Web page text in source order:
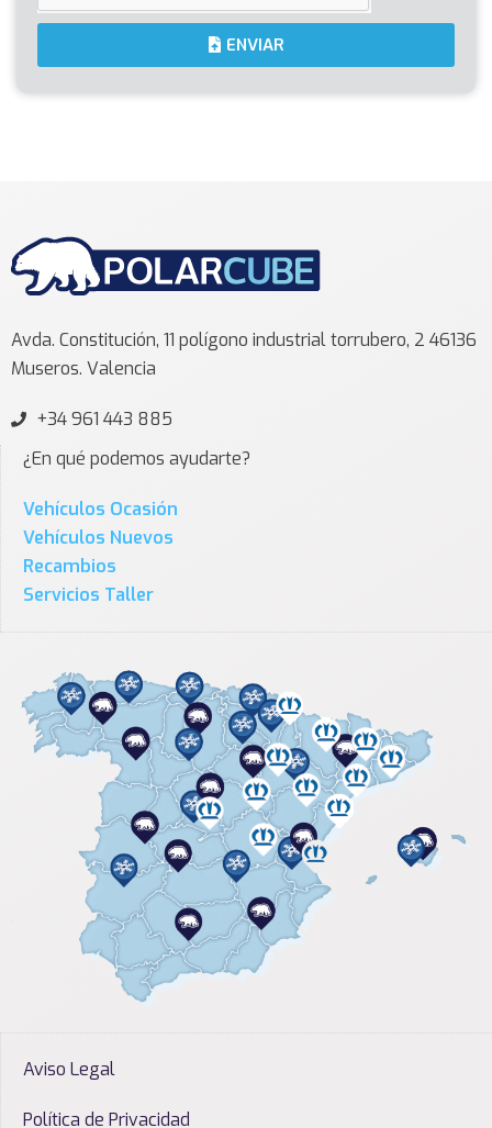
ENVIAR
Avda. Constitución, 11 polígono industrial torrubero, 2 46136
Museros. Valencia
+34 961 443 885
¿En qué podemos ayudarte?
Vehículos Ocasión
Vehículos Nuevos
Recambios
Servicios Taller
Aviso Legal
Política de Privacidad